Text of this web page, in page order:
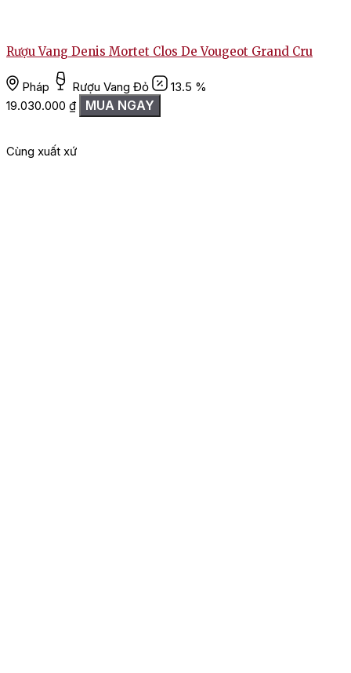
Rượu Vang Denis Mortet Clos De Vougeot Grand Cru
Pháp Rượu Vang Đỏ
13.5 %
19.030.000 ₫ MUA NGAY
Cùng xuất xứ